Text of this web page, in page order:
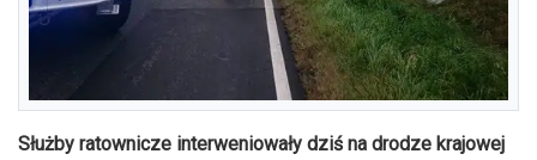
Służby ratownicze interweniowały dziś na drodze krajowej